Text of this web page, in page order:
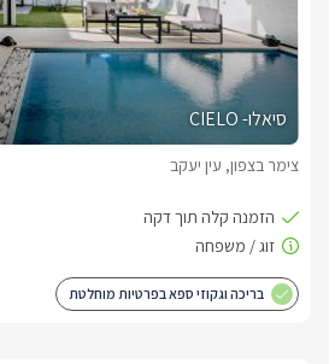
סיאלו- CIELO
צימר בצפון, עין יעקב
בריכה וגקוזי ספא בפרטיות מוחלטת